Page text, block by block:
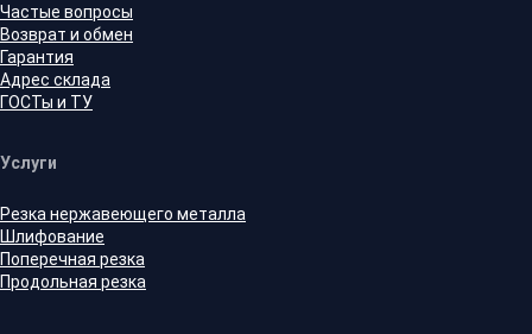
Частые вопросы
Возврат и обмен
Гарантия
Адрес склада
ГОСТы и ТУ
Услуги
Резка нержавеющего металла
Шлифование
Поперечная резка
Продольная резка